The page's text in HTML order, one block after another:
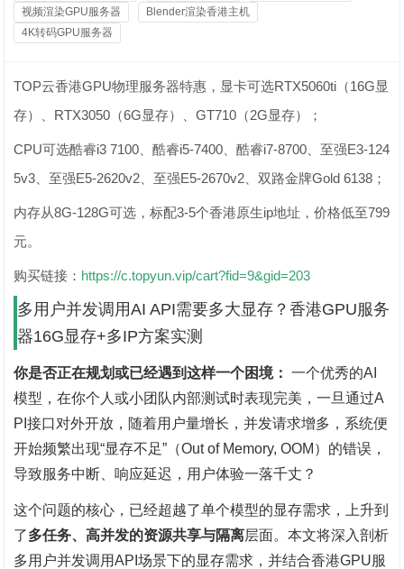
视频渲染GPU服务器
Blender渲染香港主机
4K转码GPU服务器
TOP云香港GPU物理服务器特惠，显卡可选RTX5060ti（16G显
存）、RTX3050（6G显存）、GT710（2G显存）；
CPU可选酷睿i3 7100、酷睿i5-7400、酷睿i7-8700、至强E3-124
5v3、至强E5-2620v2、至强E5-2670v2、双路金牌Gold 6138；
内存从8G-128G可选，标配3-5个香港原生ip地址，价格低至799
元。
购买链接： https://c.topyun.vip/cart?fid=9&gid=203
多用户并发调用AI API需要多大显存？香港GPU服务
器16G显存+多IP方案实测
你是否正在规划或已经遇到这样一个困境： ‌ 一个优秀的AI
模型，在你个人或小团队内部测试时表现完美，一旦通过A
PI接口对外开放，随着用户量增长，并发请求增多，系统便
开始频繁出现“显存不足”（Out of Memory, OOM）的错误，
导致服务中断、响应延迟，用户体验一落千丈？
这个问题的核心，已经超越了单个模型的显存需求，上升到
了‌多任务、高并发的资源共享与隔离‌层面。本文将深入剖析
多用户并发调用API场景下的显存需求，并结合香港GPU服